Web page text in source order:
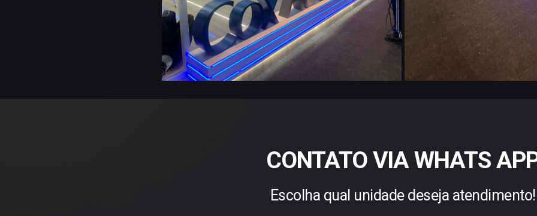
CONTATO VIA WHATS
Escolha qual unidade deseja atendimento!